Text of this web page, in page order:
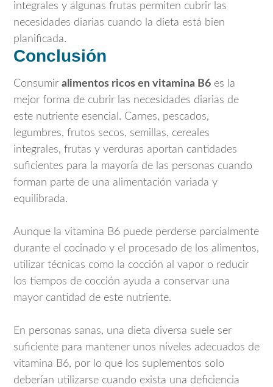
integrales y algunas frutas permiten cubrir las
necesidades diarias cuando la dieta está bien
planificada.
Conclusión
Consumir alimentos ricos en vitamina B6 es la
mejor forma de cubrir las necesidades diarias de
este nutriente esencial. Carnes, pescados,
legumbres, frutos secos, semillas, cereales
integrales, frutas y verduras aportan cantidades
suficientes para la mayoría de las personas cuando
forman parte de una alimentación variada y
equilibrada.
Aunque la vitamina B6 puede perderse parcialmente
durante el cocinado y el procesado de los alimentos,
utilizar técnicas como la cocción al vapor o reducir
los tiempos de cocción ayuda a conservar una
mayor cantidad de este nutriente.
En personas sanas, una dieta diversa suele ser
suficiente para mantener unos niveles adecuados de
vitamina B6, por lo que los suplementos solo
deberían utilizarse cuando exista una deficiencia